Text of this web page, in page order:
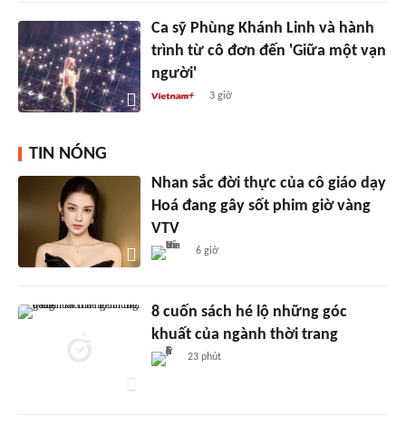
Ca sỹ Phùng Khánh Linh và hành
trình từ cô đơn đến 'Giữa một vạn
người'
3 giờ
TIN NÓNG
Nhan sắc đời thực của cô giáo dạy
Hoá đang gây sốt phim giờ vàng
VTV
6 giờ
8 cuốn sách hé lộ những góc
khuất của ngành thời trang
23 phút